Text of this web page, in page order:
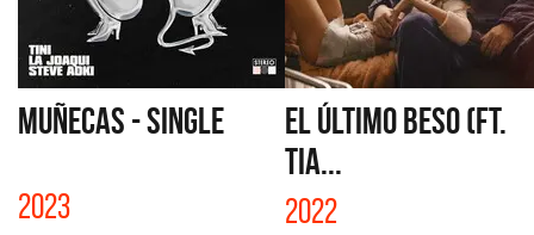
MUÑECAS - SINGLE
2023
EL ÚLTIMO BESO (FT.
TIA...
2022